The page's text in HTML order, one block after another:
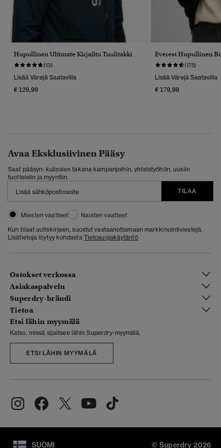
Hupullinen Ultimate Kirjailtu Tuulitakki
(13)
Lisää Värejä Saatavilla
€ 129,99
Everest Hupullinen
(175)
Lisää Värejä Saatavilla
€ 179,99
Avaa Eksklusiivinen Pääsy
Saat pääsyn: kulissien takana kampanjoihin, yhteistyöhön, uusiin
tuotteisiin ja myyntiin.
TILAA
Miesten vaatteet
Naisten vaatteet
Kun tilaat uutiskirjeen, suostut vastaanottamaan markkinointiviestejä.
Lisätietoja löytyy kohdasta Tietosuojakäytäntö
Ostokset verkossa
Asiakaspalvelu
Superdry-brändi
Tietoa
Etsi lähin myymälä
Katso, missä sijaitsee lähin Superdry-myymälä.
ETSI LÄHIN MYYMÄLÄ
SUOMI © Superdry 2026